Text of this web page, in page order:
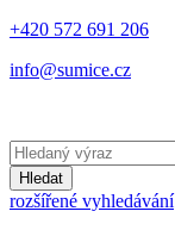
+420 572 691 206
info@sumice.cz
Hledat
rozšířené vyhledávání